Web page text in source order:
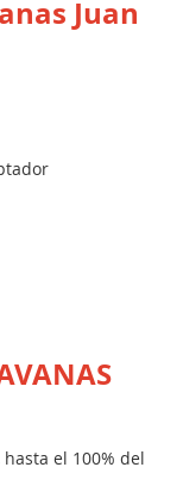
Juan
el 100% del